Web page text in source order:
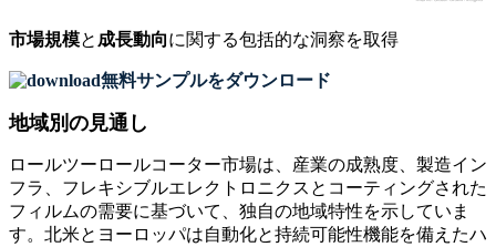
市場規模と 成長動向に関する包括的な洞察を取得
無料サンプルをダウンロード
地域別の見通し
ロールツーロールコーター市場は、産業の成熟度、製造イン
フラ、フレキシブルエレクトロニクスとコーティングされた
フィルムの需要に基づいて、独自の地域特性を示していま
す。北米とヨーロッパは自動化と持続可能性機能を備えたハ